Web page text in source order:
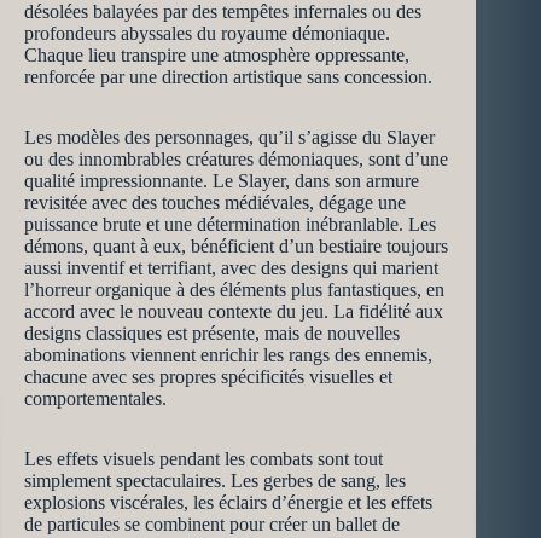
désolées balayées par des tempêtes infernales ou des
profondeurs abyssales du royaume démoniaque.
Chaque lieu transpire une atmosphère oppressante,
renforcée par une direction artistique sans concession.
Les modèles des personnages, qu’il s’agisse du Slayer
ou des innombrables créatures démoniaques, sont d’une
qualité impressionnante. Le Slayer, dans son armure
revisitée avec des touches médiévales, dégage une
puissance brute et une détermination inébranlable. Les
démons, quant à eux, bénéficient d’un bestiaire toujours
aussi inventif et terrifiant, avec des designs qui marient
l’horreur organique à des éléments plus fantastiques, en
accord avec le nouveau contexte du jeu. La fidélité aux
designs classiques est présente, mais de nouvelles
abominations viennent enrichir les rangs des ennemis,
chacune avec ses propres spécificités visuelles et
comportementales.
Les effets visuels pendant les combats sont tout
simplement spectaculaires. Les gerbes de sang, les
explosions viscérales, les éclairs d’énergie et les effets
de particules se combinent pour créer un ballet de